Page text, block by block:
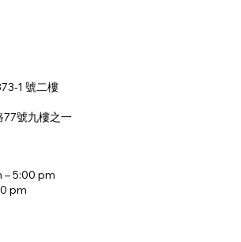
1 號二樓
77號九樓之一
– 5:00 pm
pm​